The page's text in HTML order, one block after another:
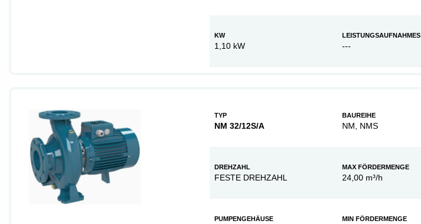
KW
1,10 kW
LEISTUNGSAUFNAHMES
---
TYP
NM 32/12S/A
BAUREIHE
NM, NMS
DREHZAHL
FESTE DREHZAHL
MAX FÖRDERMENGE
24,00 m³/h
PUMPENGEHÄUSE MIN FÖRDERMENGE